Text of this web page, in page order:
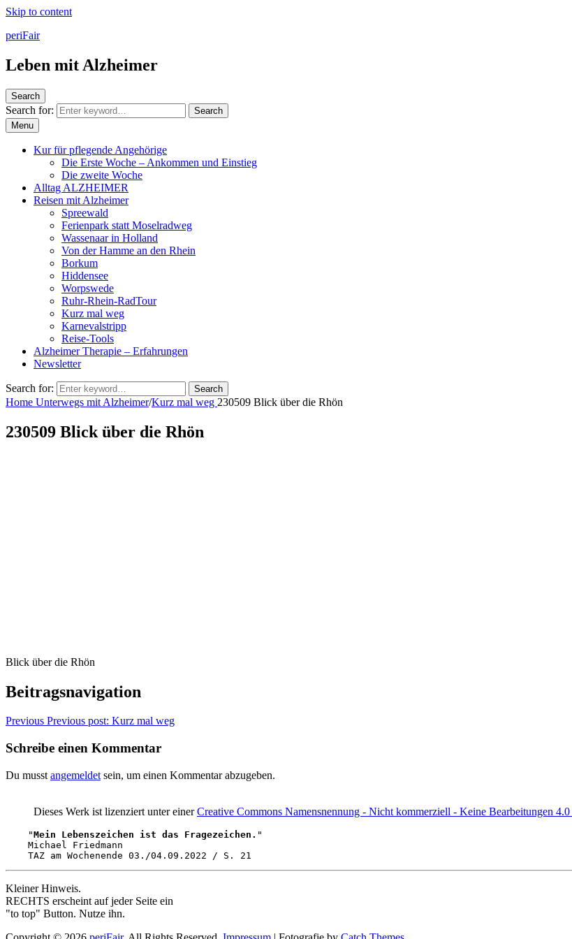
Skip to content
periFair
Leben mit Alzheimer
Search
Search for:
Search
Menu
Kur für pflegende Angehörige
Die Erste Woche – Ankommen und Einstieg
Die zweite Woche
Alltag ALZHEIMER
Reisen mit Alzheimer
Spreewald
Ferienpark statt Moselradweg
Wassenaar in Holland
Von der Hamme an den Rhein
Borkum
Hiddensee
Worpswede
Ruhr-Rhein-RadTour
Kurz mal weg
Karnevalstripp
Reise-Tools
Alzheimer Therapie – Erfahrungen
Newsletter
Search for: Search
Home Unterwegs mit Alzheimer/Kurz mal weg 230509 Blick über die Rhön
230509 Blick über die Rhön
Blick über die Rhön
Beitragsnavigation
Previous Previous post: Kurz mal weg
Schreibe einen Kommentar
Du musst angemeldet sein, um einen Kommentar abzugeben.
Dieses Werk ist lizenziert unter einerCreative Commons Namensnennung - Nicht kommerziell - Keine Bearbeitungen
    "
Mein Lebenszeichen ist das Fragezeichen. "
    Michael Friedmann
    TAZ am Wochenende 03./04.09.2022 / S. 21
Kleiner Hinweis.
RECHTS erscheint auf jeder Seite ein
"to top" Button. Nutze ihn.